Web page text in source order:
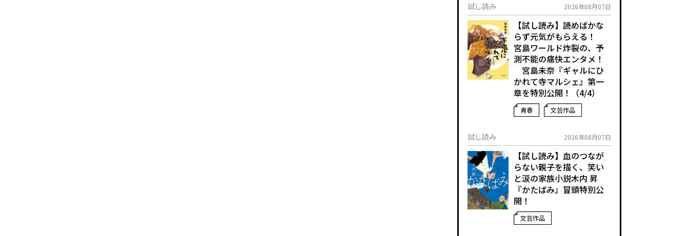
試し読み 2026年08月07日
【試し読み】読めばかな
らず元気がもらえる！
宮島ワールド炸裂の、予
測不能の痛快エンタメ！
宮島未奈『ギャルにひ
かれて寺マルシェ』第一
章を特別公開！（4/4）
青春 文芸作品
試し読み 2026年08月07日
【試し読み】血のつなが
らない親子を描く、笑い
と涙の家族小説――木内 昇
『かたばみ』冒頭特別公
開！
文芸作品